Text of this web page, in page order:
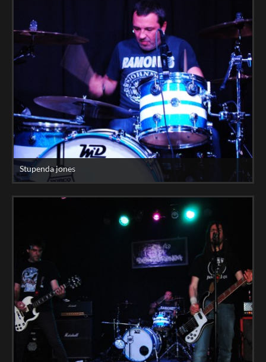
Stupenda jones